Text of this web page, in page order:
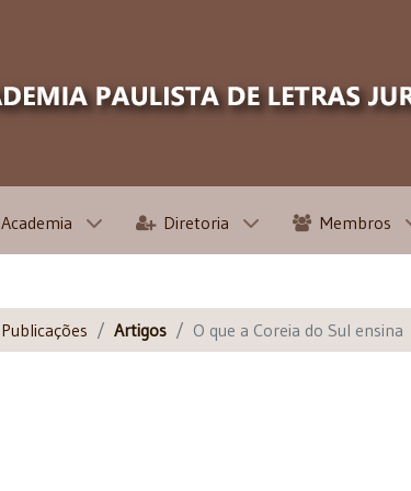
Academia Diretoria Membros
Publicações Artigos O que a Coreia do Sul ensina